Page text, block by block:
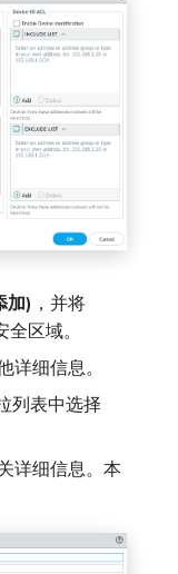
加) ，并将
区域。
详细信息。
列表中选择
详细信息。本